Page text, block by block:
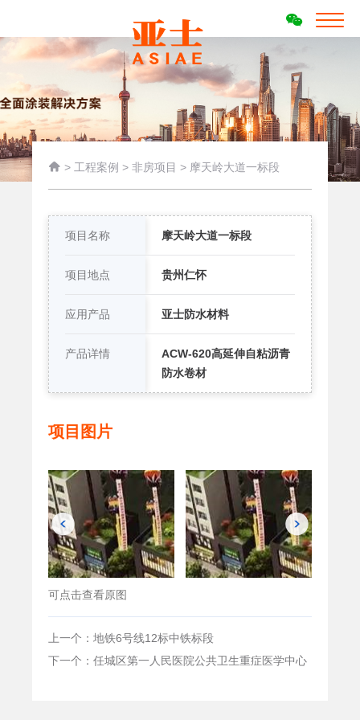
 > 工程案例 > 非房项目 > 摩天岭大道一标段
项目名称 摩天岭大道一标段
项目地点 贵州仁怀
应用产品 亚士防水材料
产品详情
ACW-620高延伸自粘沥青
防水卷材
项目图片
可点击查看原图
上一个：地铁6号线12标中铁标段
下一个：任城区第一人民医院公共卫生重症医学中心